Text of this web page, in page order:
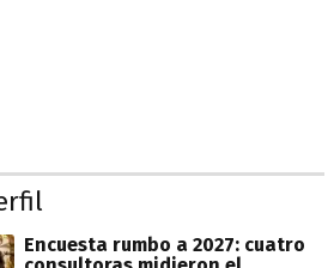
Encuesta rumbo a 2027: cuatro